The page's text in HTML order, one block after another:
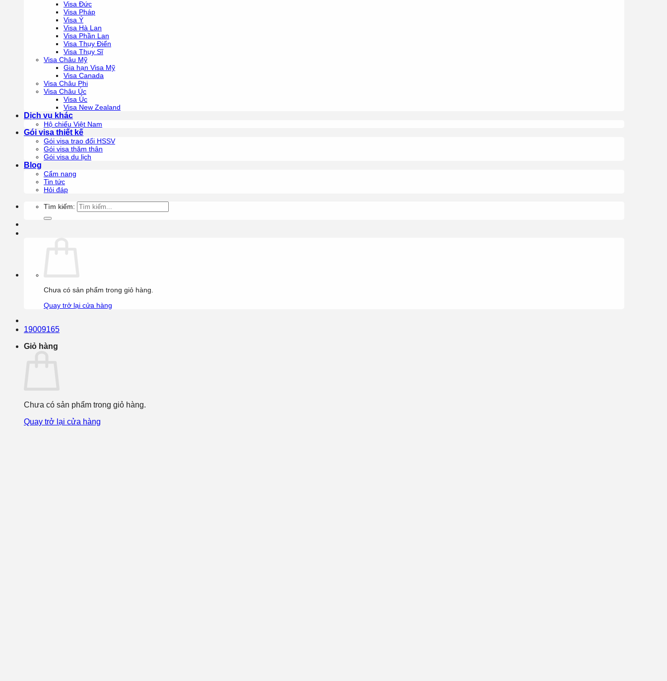
Visa Đức
Visa Pháp
Visa Ý
Visa Hà Lan
Visa Phần Lan
Visa Thụy Điển
Visa Thụy Sĩ
Visa Châu Mỹ
Gia hạn Visa Mỹ
Visa Canada
Visa Châu Phi
Visa Châu Úc
Visa Úc
Visa New Zealand
Dịch vụ khác
Hộ chiếu Việt Nam
Gói visa thiết kế
Gói visa trao đổi HSSV
Gói visa thăm thân
Gói visa du lịch
Blog
Cẩm nang
Tin tức
Hỏi đáp
Tìm kiếm:
Chưa có sản phẩm trong giỏ hàng.
Quay trở lại cửa hàng
19009165
Giỏ hàng
Chưa có sản phẩm trong giỏ hàng.
Quay trở lại cửa hàng